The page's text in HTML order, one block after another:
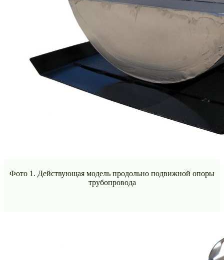
Фото 1. Действующая модель продольно подвижной опоры
трубопровода